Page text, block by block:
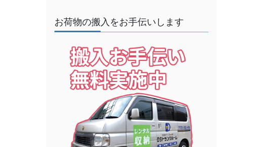
お荷物の搬入をお手伝いします